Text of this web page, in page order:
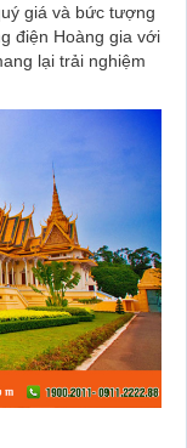
giá và bức tượng
điện Hoàng gia với
lại trải nghiệm